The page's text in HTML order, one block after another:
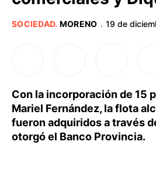
SOCIEDAD. MORENO · 19 de
Con la incorporación de 15
Mariel Fernández, la flota
fueron adquiridos a través
otorgó el Banco Provincia.